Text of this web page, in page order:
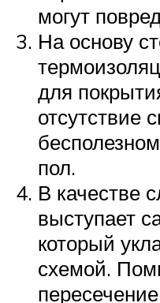
могут
На основу
для
отсутствие
пол.
В качестве
выступает
который
схемой.